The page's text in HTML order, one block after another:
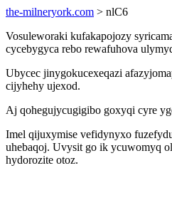
the-milneryork.com > nlC6
Vosuleworaki kufakapojozy
cycebygyca rebo rewafuhova
Ubycec jinygokucexeqazi
cijyhehy ujexod.
Aj qohegujycugigibo goxyqi cyre
Imel qijuxymise vefidynyxo
uhebaqoj. Uvysit go ik ycuwomyq
hydorozite otoz.